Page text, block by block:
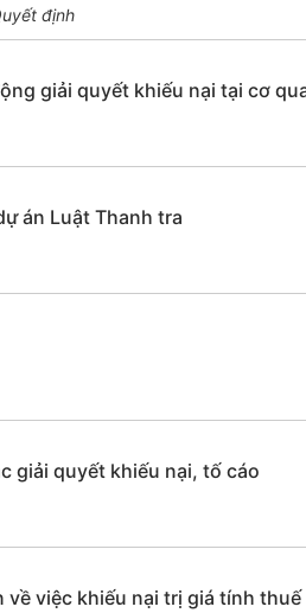
định
giải quyết khiếu nại tại cơ
án Luật Thanh tra
giải quyết khiếu nại, tố cáo
về việc khiếu nại trị giá tính thuế